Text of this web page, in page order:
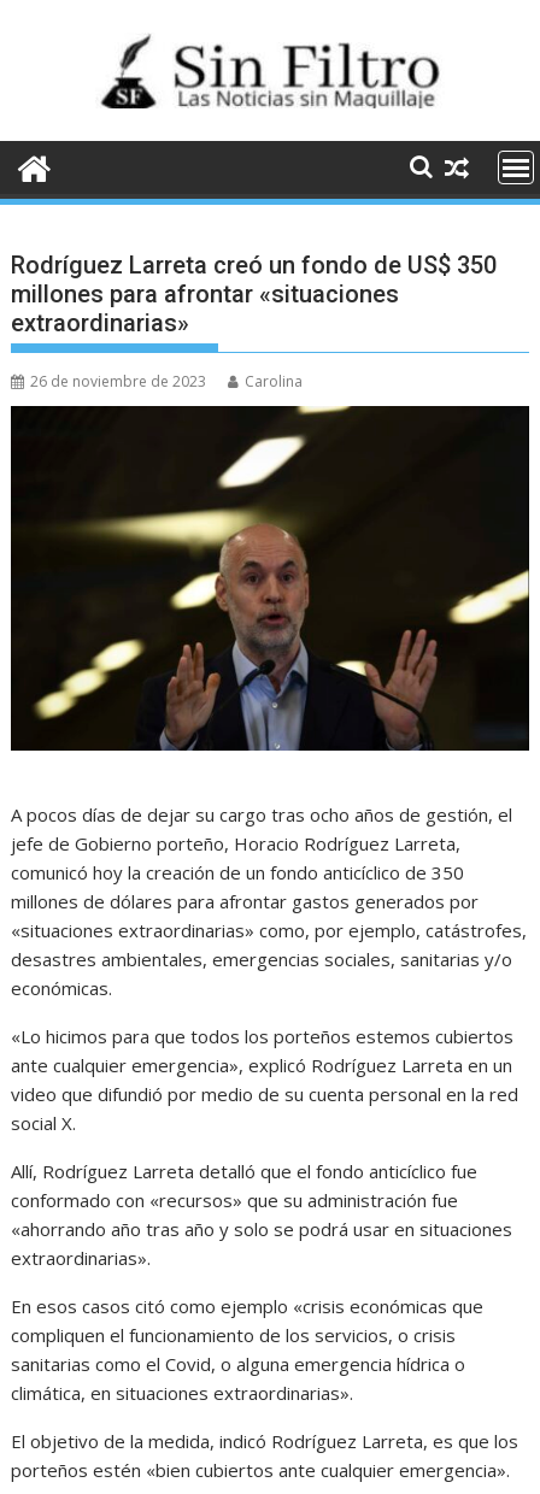
Rodríguez Larreta creó un fondo de US$ 350
millones para afrontar «situaciones
extraordinarias»
26 de noviembre de 2023 Carolina
A pocos días de dejar su cargo tras ocho años de gestión, el
jefe de Gobierno porteño, Horacio Rodríguez Larreta,
comunicó hoy la creación de un fondo anticíclico de 350
millones de dólares para afrontar gastos generados por
«situaciones extraordinarias» como, por ejemplo, catástrofes,
desastres ambientales, emergencias sociales, sanitarias y/o
económicas.
«Lo hicimos para que todos los porteños estemos cubiertos
ante cualquier emergencia», explicó Rodríguez Larreta en un
video que difundió por medio de su cuenta personal en la red
social X.
Allí, Rodríguez Larreta detalló que el fondo anticíclico fue
conformado con «recursos» que su administración fue
«ahorrando año tras año y solo se podrá usar en situaciones
extraordinarias».
En esos casos citó como ejemplo «crisis económicas que
compliquen el funcionamiento de los servicios, o crisis
sanitarias como el Covid, o alguna emergencia hídrica o
climática, en situaciones extraordinarias».
El objetivo de la medida, indicó Rodríguez Larreta, es que los
porteños estén «bien cubiertos ante cualquier emergencia».